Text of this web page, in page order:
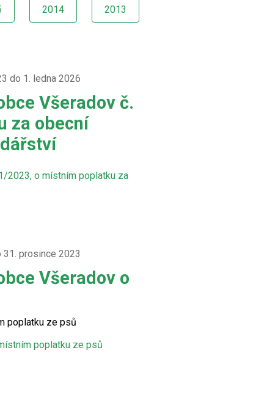
2014 2013
do 1. ledna 2026
Všeradov č.
za obecní
2023, o místním poplatku za
prosince 2023
Všeradov o
poplatku ze psů
poplatku ze psů